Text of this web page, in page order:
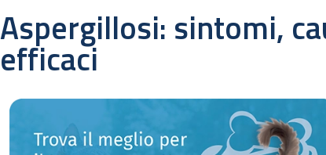
Aspergillosi: sintomi,
efficaci